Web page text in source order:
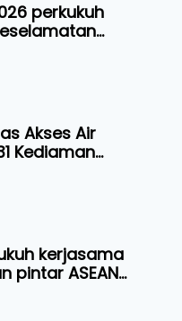
perkukuh
pacu
Akses Air
Kediaman
Chini
kerjasama
pintar ASEAN
rasmi ke